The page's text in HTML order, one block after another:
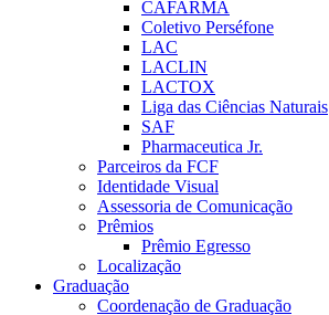
CAFARMA
Coletivo Perséfone
LAC
LACLIN
LACTOX
Liga das Ciências Naturais
SAF
Pharmaceutica Jr.
Parceiros da FCF
Identidade Visual
Assessoria de Comunicação
Prêmios
Prêmio Egresso
Localização
Graduação
Coordenação de Graduação